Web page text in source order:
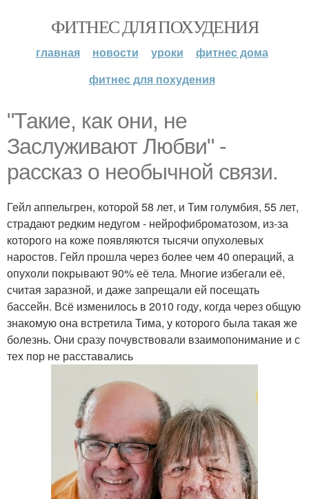
ФИТНЕС ДЛЯ ПОХУДЕНИЯ
главная новости уроки
фитнес дома
фитнес для похудения
"Такие, как они, не
Заслуживают Любви" -
рассказ о необычной связи.
Гейл аппельгрен, которой 58 лет, и Тим голумбия, 55 лет,
страдают редким недугом - нейрофиброматозом, из-за
которого на коже появляются тысячи опухолевых
наростов. Гейл прошла через более чем 40 операций, а
опухоли покрывают 90% её тела. Многие избегали её,
считая заразной, и даже запрещали ей посещать
бассейн. Всё изменилось в 2010 году, когда через общую
знакомую она встретила Тима, у которого была такая же
болезнь. Они сразу почувствовали взаимопонимание и с
тех пор не расставались